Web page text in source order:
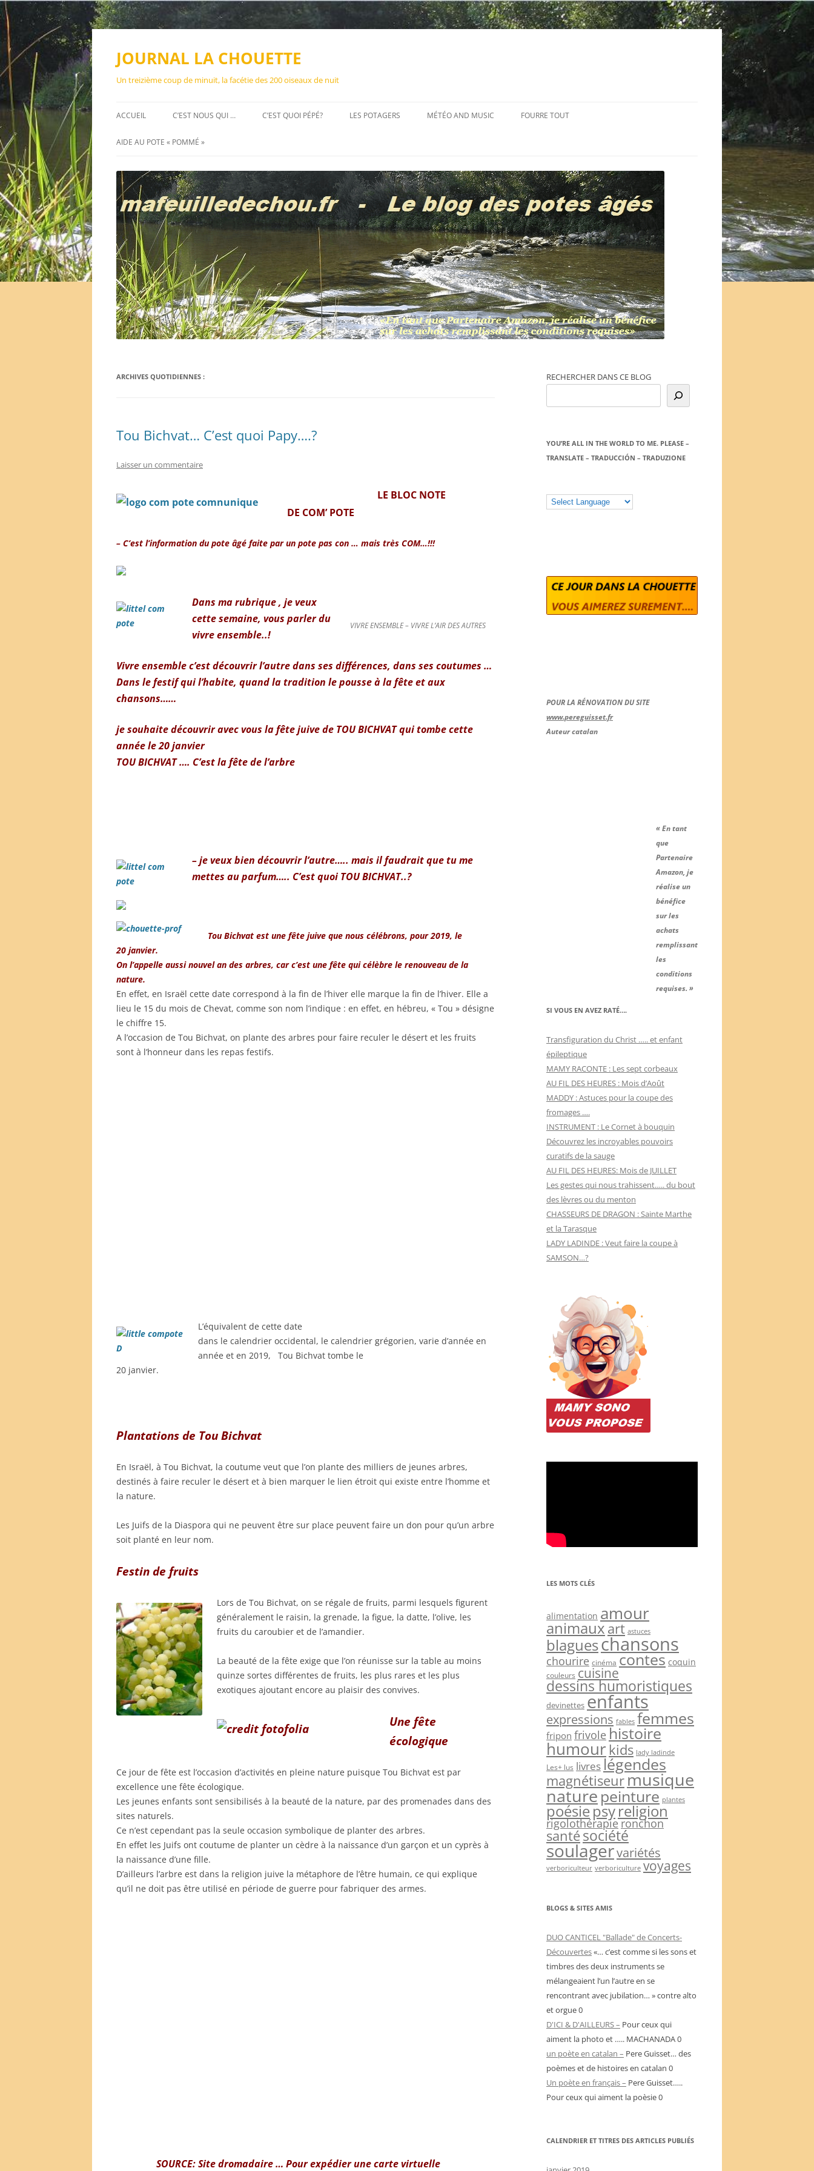
Aller
JOURNAL LA CHOUETTE
Un treizième coup de minuit, la facétie des 200 oiseaux de nuit
ACCUEIL C’EST NOUS QUI … C’EST QUOI PÉPÉ? LES POTAGERS MÉTÉO AND MUSIC FOURRE TOUT
AIDE AU POTE « POMMÉ »
ARCHIVES QUOTIDIENNES :
Tou Bichvat… C’est quoi Papy….?
Laisser un commentaire
LE BLOC NOTE
DE COM’ POTE
– C’est l’information du pote âgé faite par un pote pas con … mais très COM…!!!
VIVRE ENSEMBLE – VIVRE L’AIR DES AUTRES
Dans ma rubrique , je veux
cette semaine, vous parler du
vivre ensemble..!
Vivre ensemble c’est découvrir l’autre dans ses différences, dans ses coutumes …
Dans le festif qui l’habite, quand la tradition le pousse à la fête et aux
chansons……
je souhaite découvrir avec vous la fête juive de TOU BICHVAT qui tombe cette
année le 20 janvier
TOU BICHVAT …. C’est la fête de l’arbre
– je veux bien découvrir l’autre….. mais il faudrait que tu me
mettes au parfum….. C’est quoi TOU BICHVAT..?
Tou Bichvat est une fête juive que nous célébrons, pour 2019, le
20 janvier.
On l’appelle aussi nouvel an des arbres, car c’est une fête qui célèbre le renouveau de la
nature.
En effet, en Israël cette date correspond à la fin de l’hiver elle marque la fin de l’hiver. Elle a
lieu le 15 du mois de Chevat, comme son nom l’indique : en effet, en hébreu, « Tou » désigne
le chiffre 15.
A l’occasion de Tou Bichvat, on plante des arbres pour faire reculer le désert et les fruits
sont à l’honneur dans les repas festifs.
L’équivalent de cette date
dans le calendrier occidental, le calendrier grégorien, varie d’année en
année et en 2019, Tou Bichvat tombe le
20 janvier.
Plantations de Tou Bichvat
En Israël, à Tou Bichvat, la coutume veut que l’on plante des milliers de jeunes arbres,
destinés à faire reculer le désert et à bien marquer le lien étroit qui existe entre l’homme et
la nature.
Les Juifs de la Diaspora qui ne peuvent être sur place peuvent faire un don pour qu’un arbre
soit planté en leur nom.
Festin de fruits
Lors de Tou Bichvat, on se régale de fruits, parmi lesquels figurent
généralement le raisin, la grenade, la figue, la datte, l’olive, les
fruits du caroubier et de l’amandier.
La beauté de la fête exige que l’on réunisse sur la table au moins
quinze sortes différentes de fruits, les plus rares et les plus
exotiques ajoutant encore au plaisir des convives.
Une fête
écologique
Ce jour de fête est l’occasion d’activités en pleine nature puisque Tou Bichvat est par
excellence une fête écologique.
Les jeunes enfants sont sensibilisés à la beauté de la nature, par des promenades dans des
sites naturels.
Ce n’est cependant pas la seule occasion symbolique de planter des arbres.
En effet les Juifs ont coutume de planter un cèdre à la naissance d’un garçon et un cyprès à
la naissance d’une fille.
D’ailleurs l’arbre est dans la religion juive la métaphore de l’être humain, ce qui explique
qu’il ne doit pas être utilisé en période de guerre pour fabriquer des armes.
SOURCE:Site dromadaire … Pour expédier une carte virtuelle
RECHERCHER DANS CE BLOG
YOU’RE ALL IN THE WORLD TO ME. PLEASE –
TRANSLATE – TRADUCCIÓN – TRADUZIONE
POUR LA RÉNOVATION DU SITE
www.pereguisset.fr
Auteur catalan
« En tant
que
Partenaire
Amazon, je
réalise un
bénéfice
sur les
achats
remplissant
les
conditions
requises. »
SI VOUS EN AVEZ RATÉ….
Transfiguration du Christ ….. et enfant
épileptique
MAMY RACONTE : Les sept corbeaux
AU FIL DES HEURES : Mois d’Août
MADDY : Astuces pour la coupe des
fromages ….
INSTRUMENT : Le Cornet à bouquin
Découvrez les incroyables pouvoirs
curatifs de la sauge
AU FIL DES HEURES: Mois de JUILLET
Les gestes qui nous trahissent….. du bout
des lèvres ou du menton
CHASSEURS DE DRAGON : Sainte Marthe
et la Tarasque
LADY LADINDE : Veut faire la coupe à
SAMSON…?
LES MOTS CLÉS
alimentation amour
animauxart astuces
blagueschansons
chourire cinéma contes coquin
couleurs cuisine
dessins humoristiques
devinettes enfants
expressions fables femmes
fripon frivole histoire
humour kids lady ladinde
Les+ lus livreslégendes
magnétiseurmusique
naturepeinture plantes
poésiepsyreligion
rigolothérapieronchon
santésociété
soulagervariétés
verboriculteur verboriculture voyages
BLOGS & SITES AMIS
DUO CANTICEL "Ballade" de Concerts-
Découvertes«… c’est comme si les sons et
timbres des deux instruments se
mélangeaient l’un l’autre en se
rencontrant avec jubilation… » contre alto
et orgue 0
D'ICI & D'AILLEURS – Pour ceux qui
aiment la photo et ….. MACHANADA 0
un poète en catalan – Pere Guisset… des
poèmes et de histoires en catalan 0
Un poète en français – Pere Guisset…..
Pour ceux qui aiment la poèsie 0
CALENDRIER ET TITRES DES ARTICLES PUBLIÉS